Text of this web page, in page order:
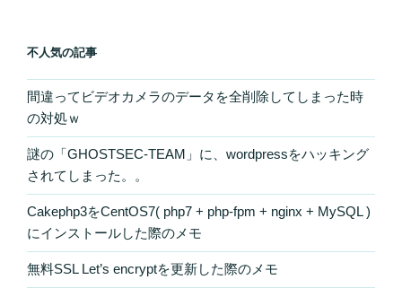
不人気の記事
間違ってビデオカメラのデータを全削除してしまった時
の対処ｗ
謎の「GHOSTSEC-TEAM」に、wordpressをハッキング
されてしまった。。
Cakephp3をCentOS7( php7 + php-fpm + nginx + MySQL )
にインストールした際のメモ
無料SSL Let’s encryptを更新した際のメモ